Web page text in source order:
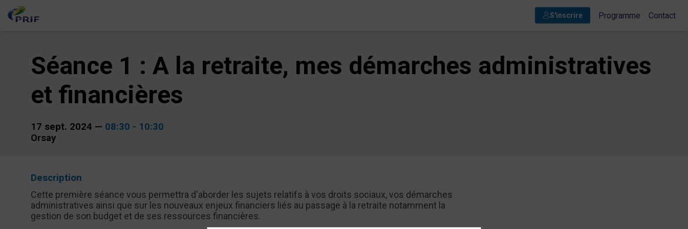
S'inscrire Programme Contact
Séance 1 : A la retraite, mes démarches administratives
et financières
17 sept. 2024 — 08:30 - 10:30
Orsay
Description
Cette première séance vous permettra d'aborder les sujets relatifs à vos droits sociaux, vos démarches
administratives ainsi que sur les nouveaux enjeux financiers liés au passage à la retraite notamment la
gestion de son budget et de ses ressources financières.